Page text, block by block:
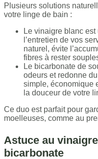
Plusieurs solutions
votre linge de bain :
Le vinaigre blanc
l’entretien de vos
naturel, évite
fibres à rester
Le bicarbonate de
odeurs et redonne
simple, économique
la douceur de votre
Ce duo est parfait pour
moelleuses, comme au
Astuce au
bicarbonate